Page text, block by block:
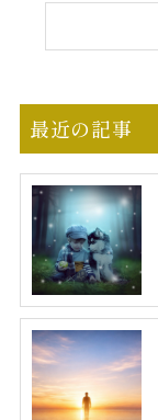
最近の記事